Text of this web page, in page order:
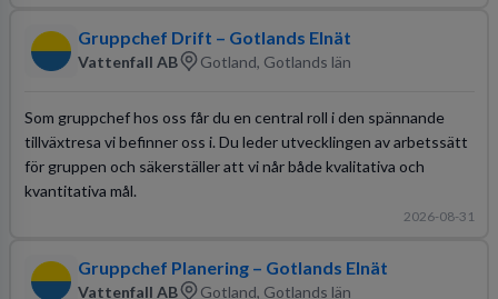
Gruppchef Drift – Gotlands Elnät
Vattenfall AB Gotland, Gotlands län
Som gruppchef hos oss får du en central roll i den spännande
tillväxtresa vi befinner oss i. Du leder utvecklingen av arbetssätt
för gruppen och säkerställer att vi når både kvalitativa och
kvantitativa mål.
2026-08-31
Gruppchef Planering – Gotlands Elnät
Vattenfall AB Gotland, Gotlands län